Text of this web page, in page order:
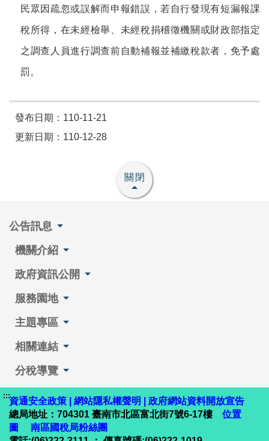
民眾因疏忽或誤解而申報錯誤，若自行發現有短漏報課
稅所得，在未經檢舉、未經稅捐稽徵機關或財政部指定
之調查人員進行調查前自動補報並補繳稅款者，免予處
罰。
發布日期：110-11-21
更新日期：110-12-28
關閉
公告訊息
機關介紹
政府資訊公開
服務園地
主題專區
相關連結
分稅導覽
:::資通安全政策 網站隱私權聲明
政府網站資料開放宣告
總局地址：704301 臺南市北區富北街7號6-17樓
位置
圖
南區國稅局粉絲團